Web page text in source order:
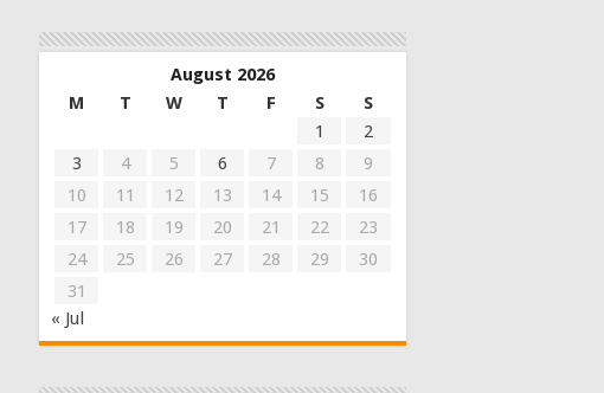
August 2026
M
T W T F S
S
1
2
3
4 5 6 7 8
9
10
11 12 13 14 15
16
17
18 19 20 21 22
23
24
25 26 27 28 29
30
31
« Jul